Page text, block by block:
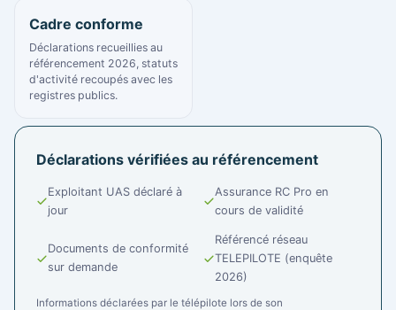
Cadre conforme
Déclarations recueillies au
référencement 2026, statuts
d'activité recoupés avec les
registres publics.
Déclarations vérifiées au référencement
Exploitant UAS déclaré à
jour
Assurance RC Pro en
cours de validité
Documents de conformité
sur demande
Référencé réseau
TELEPILOTE (enquête
2026)
Informations déclarées par le télépilote lors de son